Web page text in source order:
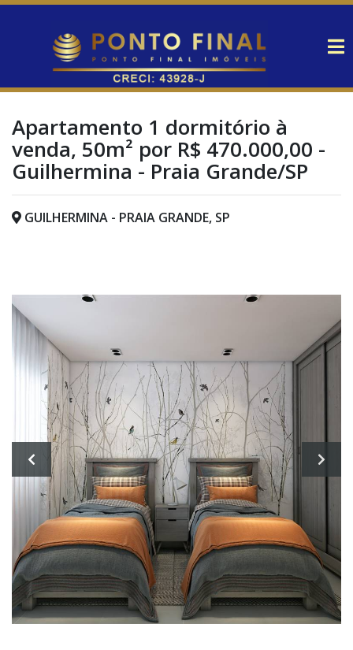
Apartamento 1 dormitório à
venda, 50m² por R$ 470.000,00 -
Guilhermina - Praia Grande/SP
GUILHERMINA - PRAIA GRANDE, SP